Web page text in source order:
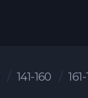
141-160